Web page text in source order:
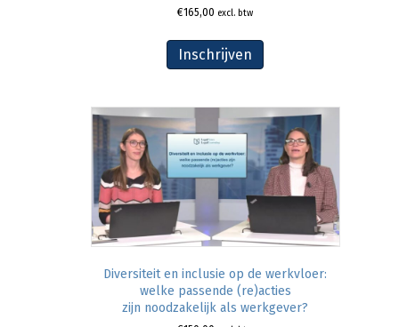
€165,00 excl. btw
Inschrijven
Diversiteit en inclusie op de werkvloer:
welke passende (re)acties
zijn noodzakelijk als werkgever?